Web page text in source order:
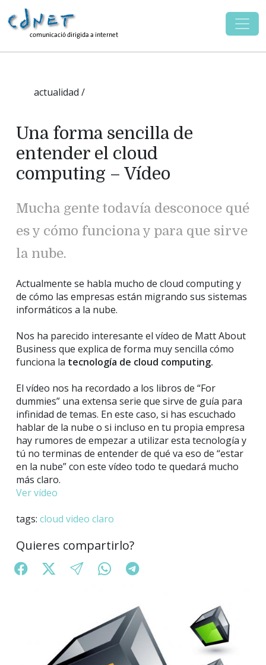
actualidad /
Una forma sencilla de
entender el cloud
computing – Vídeo
Mucha gente todavía desconoce qué
es y cómo funciona y para que sirve
la nube.
Actualmente se habla mucho de cloud computing y
de cómo las empresas están migrando sus sistemas
informáticos a la nube.
Nos ha parecido interesante el vídeo de Matt About
Business que explica de forma muy sencilla cómo
funciona la tecnología de cloud computing.
El vídeo nos ha recordado a los libros de “For
dummies” una extensa serie que sirve de guía para
infinidad de temas. En este caso, si has escuchado
hablar de la nube o si incluso en tu propia empresa
hay rumores de empezar a utilizar esta tecnología y
tú no terminas de entender de qué va eso de “estar
en la nube” con este vídeo todo te quedará mucho
más claro.
Ver vídeo
tags: cloud video claro
Quieres compartirlo?